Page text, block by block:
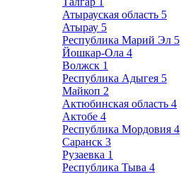
Атырауская область 5
Атырау 5
Республика Марий Эл 5
Йошкар-Ола 4
Волжск 1
Республика Адыгея 5
Майкоп 2
Актюбинская область 4
Актобе 4
Республика Мордовия 4
Саранск 3
Рузаевка 1
Республика Тыва 4